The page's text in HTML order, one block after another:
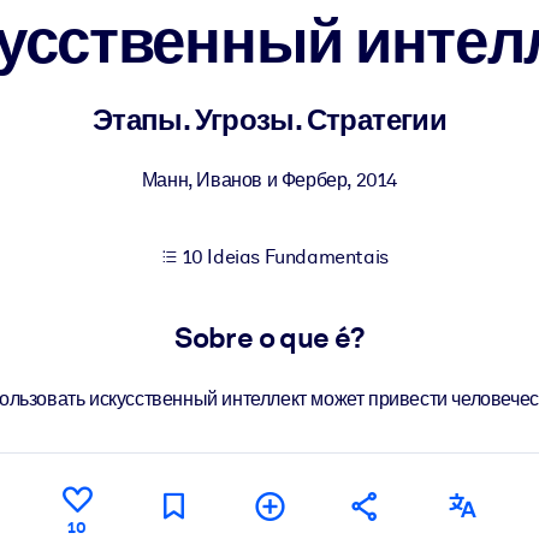
confiável e pronto para uso.
para melhorar os resultados.
Этапы. Угрозы. Стратегии
Манн, Иванов и Фербер, 2014
10 Ideias Fundamentais
Sobre o que é?
искусственный интеллект может привести
10